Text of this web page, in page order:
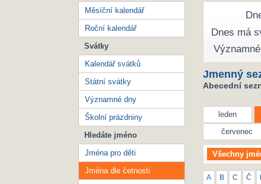
Dnes má
Jmenný
Abecední
leden
červenec
Všechny
A B C Č
Měsíční kalendář
Roční kalendář
Svátky
Kalendář svátků
Státní svátky
Významné dny
Školní prázdniny
Hledáte jméno
Jména pro děti
Jména dle četnosti